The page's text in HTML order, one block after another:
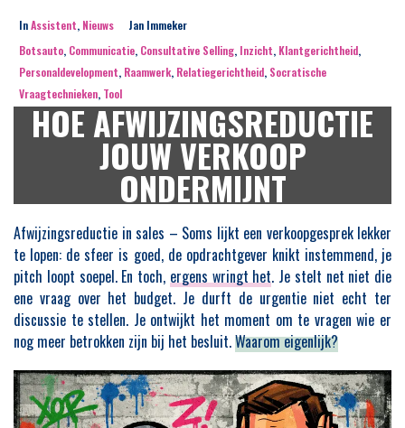
InAssistent, Nieuws
Jan Immeker
Botsauto, Communicatie, Consultative Selling, Inzicht, Klantgerichtheid,
Personaldevelopment, Raamwerk, Relatiegerichtheid, Socratische
Vraagtechnieken, Tool
HOE AFWIJZINGSREDUCTIE
JOUW VERKOOP
ONDERMIJNT
Afwijzingsreductie in sales – Soms lijkt een verkoopgesprek lekker
te lopen: de sfeer is goed, de opdrachtgever knikt instemmend, je
pitch loopt soepel. En toch, ergens wringt het. Je stelt net niet die
ene vraag over het budget. Je durft de urgentie niet echt ter
discussie te stellen. Je ontwijkt het moment om te vragen wie er
nog meer betrokken zijn bij het besluit.Waarom eigenlijk?